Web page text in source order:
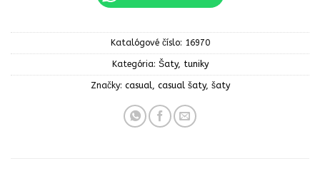
Katalógové číslo: 16970
Kategória: Šaty, tuniky
Značky: casual, casual šaty, šaty